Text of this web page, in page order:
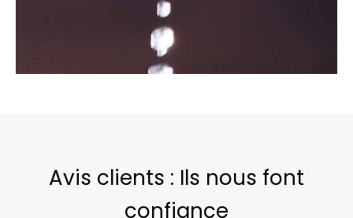
Avis clients : Ils nous font
confiance